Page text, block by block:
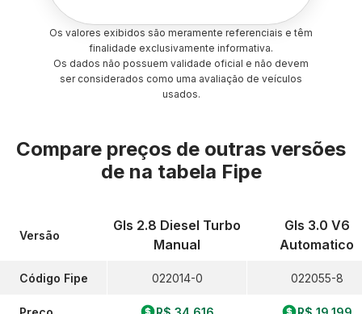
Os valores exibidos são meramente referenciais e têm
finalidade exclusivamente informativa.
Os dados não possuem validade oficial e não devem
ser considerados como uma avaliação de veículos
usados.
Compare preços de outras versões
de na tabela Fipe
Versão
Código Fipe
Gls 2.8 Diesel Turbo
Manual
022014-0
Gls 3.0 V6
Automatico
022055-8